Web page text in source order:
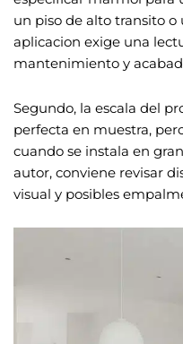
un piso de alto transito o
aplicacion exige una
mantenimiento y
Segundo, la escala del
perfecta en muestra,
cuando se instala en
autor, conviene revisar
visual y posibles